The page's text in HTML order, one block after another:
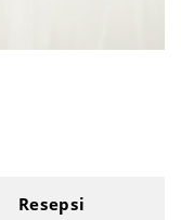
Resepsi